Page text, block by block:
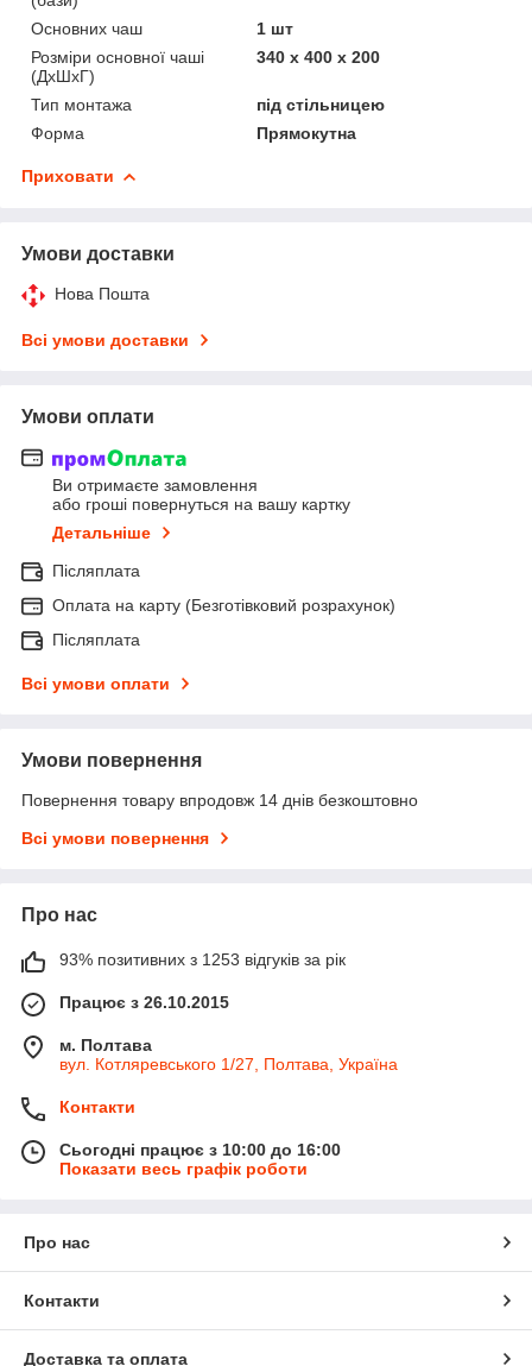
Основних чаш
1 шт
Розміри основної чаші
(ДхШхГ)
340 x 400 x 200
Тип монтажа
під стільницею
Форма
Прямокутна
Приховати
Умови доставки
Нова Пошта
Всі умови доставки
Умови оплати
Ви отримаєте замовлення
або гроші повернуться на вашу картку
Детальніше
Післяплата
Оплата на карту (Безготівковий розрахунок)
Післяплата
Всі умови оплати
Умови повернення
Повернення товару впродовж 14 днів безкоштовно
Всі умови повернення
Про нас
93% позитивних з 1253 відгуків за рік
Працює з 26.10.2015
м. Полтава
вул. Котляревського 1/27, Полтава, Україна
Контакти
Сьогодні працює з 10:00 до 16:00
Показати весь графік роботи
Про нас
Контакти
Доставка та оплата